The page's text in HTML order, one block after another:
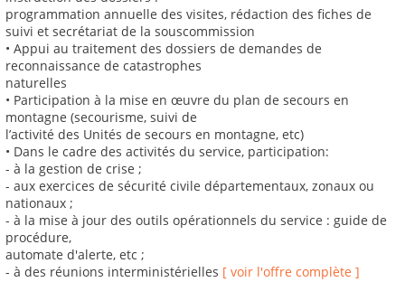
programmation annuelle des visites, rédaction des fiches de
suivi et secrétariat de la souscommission
• Appui au traitement des dossiers de demandes de
reconnaissance de catastrophes
naturelles
• Participation à la mise en œuvre du plan de secours en
montagne (secourisme, suivi de
l’activité des Unités de secours en montagne, etc)
• Dans le cadre des activités du service, participation:
- à la gestion de crise ;
- aux exercices de sécurité civile départementaux, zonaux ou
nationaux ;
- à la mise à jour des outils opérationnels du service : guide de
procédure,
automate d'alerte, etc ;
- à des réunions interministérielles [ voir l'offre complète ]